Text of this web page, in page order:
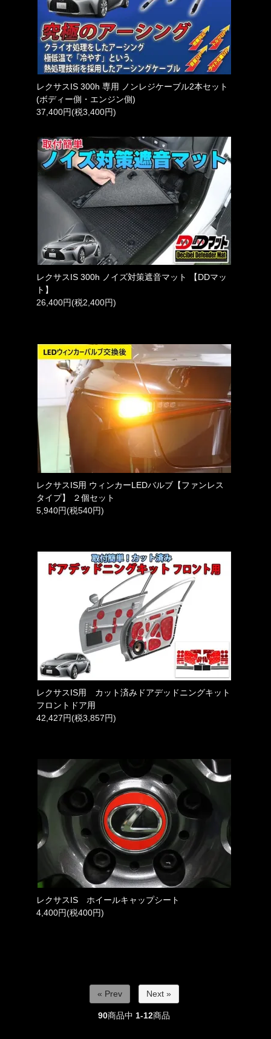
レクサスIS 300h 専用 ノンレジケーブル2本セット
(ボディー側・エンジン側)
37,400円(税3,400円)
レクサスIS 300h ノイズ対策遮音マット 【DDマッ
ト】
26,400円(税2,400円)
レクサスIS用 ウィンカーLEDバルブ【ファンレス
タイプ】 ２個セット
5,940円(税540円)
レクサスIS用 カット済みドアデッドニングキット
フロントドア用
42,427円(税3,857円)
レクサスIS ホイールキャップシート
4,400円(税400円)
« Prev Next »
90商品中 1-12商品